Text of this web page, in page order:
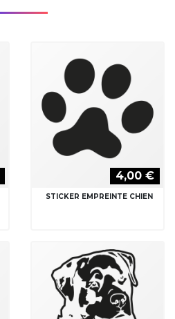
4,00 €
STICKER EMPREINTE CHIEN